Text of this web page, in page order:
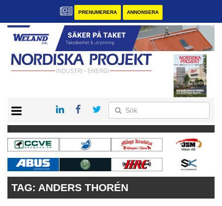
PRENUMERERA ANNONSERA
KONTAKT
VÅRA ANDRA MAGASIN
PRENUMERERA
ANNONSERA
TAG: ANDERS THORÉN